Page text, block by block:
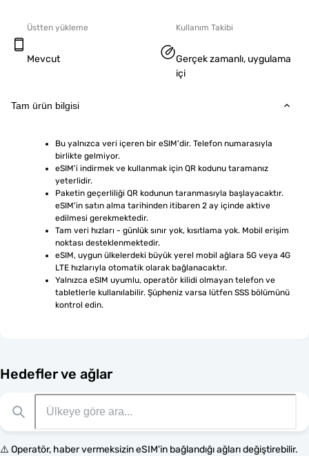
Üstten yükleme
Mevcut
Kullanım Takibi
Gerçek zamanlı, uygulama
içi
Tam ürün bilgisi
Bu yalnızca veri içeren bir eSIM'dir. Telefon numarasıyla
birlikte gelmiyor.
eSIM'i indirmek ve kullanmak için QR kodunu taramanız
yeterlidir.
Paketin geçerliliği QR kodunun taranmasıyla başlayacaktır.
eSIM'in satın alma tarihinden itibaren 2 ay içinde aktive
edilmesi gerekmektedir.
Tam veri hızları - günlük sınır yok, kısıtlama yok. Mobil erişim
noktası desteklenmektedir.
eSIM, uygun ülkelerdeki büyük yerel mobil ağlara 5G veya 4G
LTE hızlarıyla otomatik olarak bağlanacaktır.
Yalnızca eSIM uyumlu, operatör kilidi olmayan telefon ve
tabletlerle kullanılabilir. Şüpheniz varsa lütfen SSS bölümünü
kontrol edin.
Hedefler ve ağlar
⚠️ Operatör, haber vermeksizin eSIM'in bağlandığı ağları değiştirebilir.